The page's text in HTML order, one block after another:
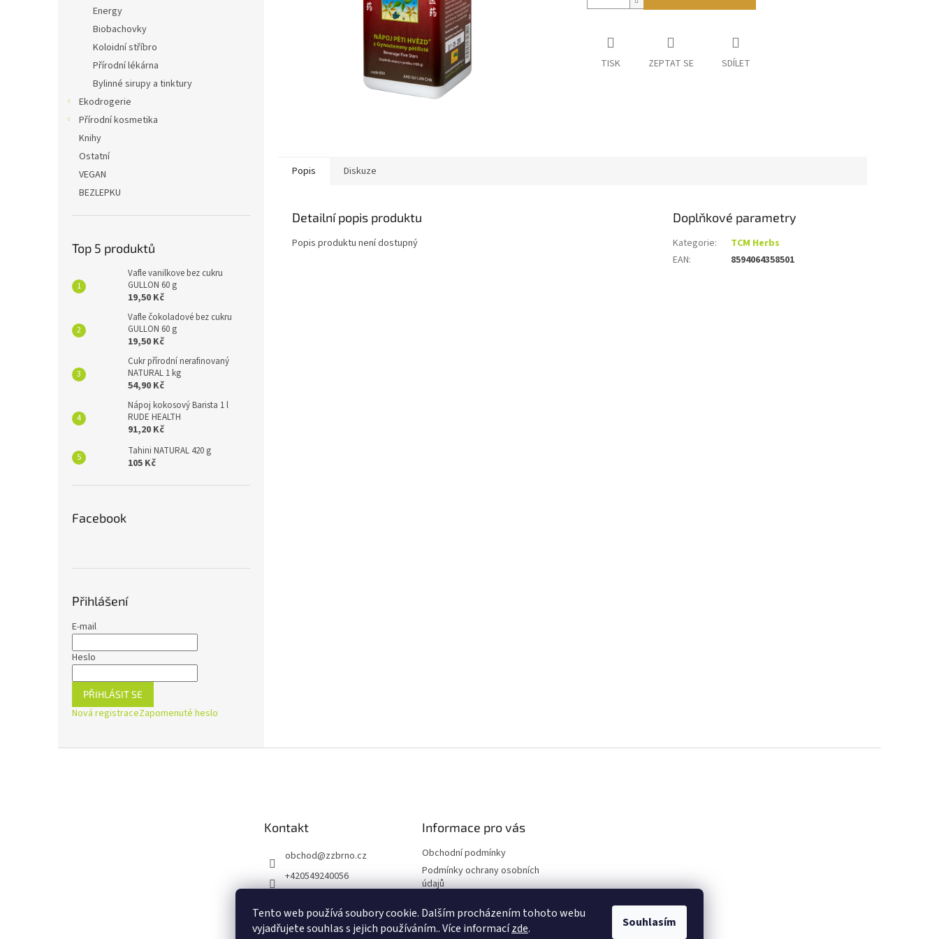
Tento web používá soubory cookie. Dalším procházením tohoto webu
vyjadřujete souhlas s jejich používáním.. Více informacízde. Souhlasím
Energy
Biobachovky
Koloidní stříbro
Přírodní lékárna
Bylinné sirupy a tinktury
Ekodrogerie
Přírodní kosmetika
Knihy
Ostatní
VEGAN
BEZLEPKU
Top 5 produktů
Vafle vanilkove bez cukru
GULLON 60 g
19,50 Kč
Vafle čokoladové bez cukru
GULLON 60 g
19,50 Kč
Cukr přírodní nerafinovaný
NATURAL 1 kg
54,90 Kč
Nápoj kokosový Barista 1 l
RUDE HEALTH
91,20 Kč
Tahini NATURAL 420 g
105 Kč
Facebook
Přihlášení
E-mail
Heslo
PŘIHLÁSIT SE
Nová registraceZapomenuté heslo
TISK ZEPTAT SE SDÍLET
Popis Diskuze
Detailní popis produktu
Popis produktu není dostupný
Doplňkové parametry
Kategorie:
TCM Herbs
EAN: 8594064358501
Kontakt
obchod@zzbrno.cz
+420549240056
ejnaZdravyzivot
Informace pro vás
Obchodní podmínky
Podmínky ochrany osobních
údajů